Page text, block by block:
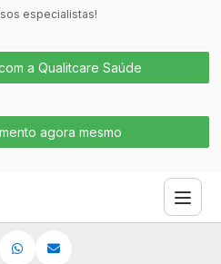
especialistas!
a Qualitcare Saúde
agora mesmo